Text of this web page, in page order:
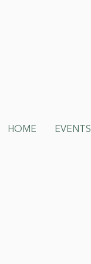
HOME EVENTS